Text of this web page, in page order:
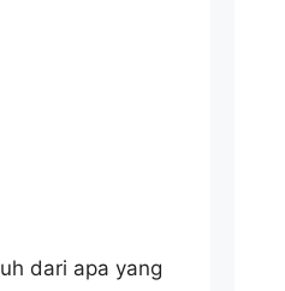
dari apa yang